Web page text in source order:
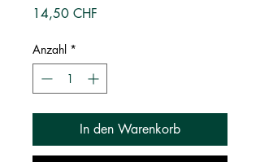
14,50 CHF
Anzahl *
In den Warenkorb